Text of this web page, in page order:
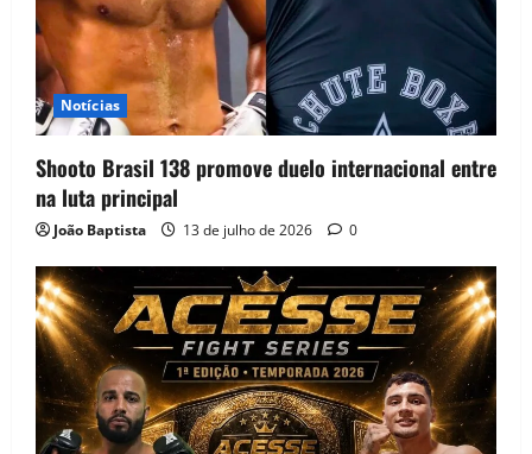
Notícias
Shooto Brasil 138 promove duelo internacional entre
na luta principal
João Baptista 13 de julho de 2026 0